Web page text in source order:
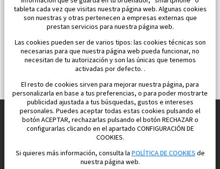
Construimos y vendemos propiedades
para su vida feliz en España
tableta cada vez que visitas nuestra página web. Algunas cookies
son nuestras y otras pertenecen a empresas externas que
prestan servicios para nuestra página web.
Las cookies pueden ser de varios tipos: las cookies técnicas son
necesarias para que nuestra página web pueda funcionar, no
necesitan de tu autorización y son las únicas que tenemos
activadas por defecto. .
El resto de cookies sirven para mejorar nuestra página, para
personalizarla en base a tus preferencias, o para poder mostrarte
publicidad ajustada a tus búsquedas, gustos e intereses
personales. Puedes aceptar todas estas cookies pulsando el
botón ACEPTAR, rechazarlas pulsando el botón RECHAZAR o
configurarlas clicando en el apartado CONFIGURACIÓN DE
COOKIES.
Si quieres más información, consulta laPOLÍTICA DE COOKIESde
nuestra página web.